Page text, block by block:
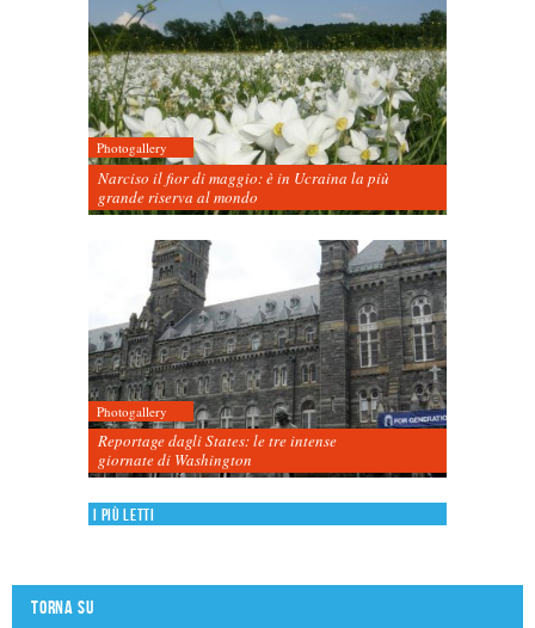
Photogallery
Narciso il fior di maggio: è in Ucraina la più
grande riserva al mondo
Photogallery
Reportage dagli States: le tre intense
giornate di Washington
I più letti
Torna su